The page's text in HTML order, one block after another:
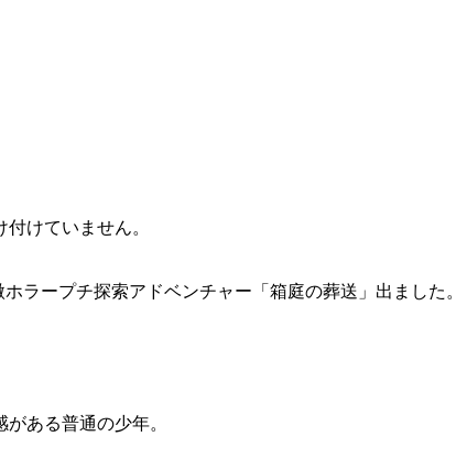
けていません。
ラープチ探索アドベンチャー「箱庭の葬送」出ました。
ある普通の少年。